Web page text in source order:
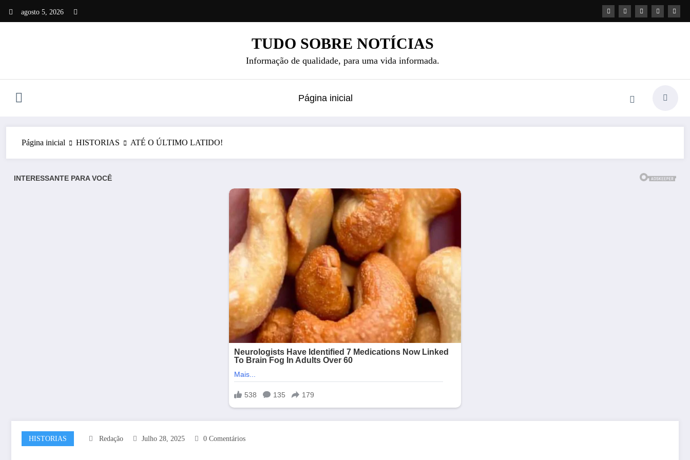
agosto 5, 2026
TUDO SOBRE NOTÍCIAS
Informação de qualidade, para uma vida informada.
Página inicial
Página inicial HISTORIAS ATÉ O ÚLTIMO LATIDO!
HISTORIAS Redação Julho 28, 2025 0 Comentários